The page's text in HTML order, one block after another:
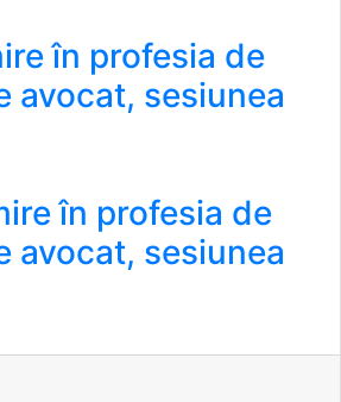
în profesia de
avocat, sesiunea
în profesia de
avocat, sesiunea